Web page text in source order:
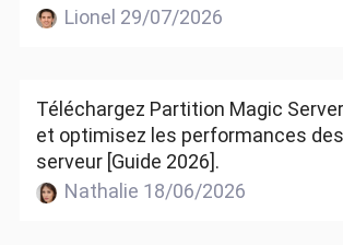
Lionel 29/07/2026
Téléchargez Partition Magic
et optimisez les performances
serveur [Guide 2026].
Nathalie 18/06/2026